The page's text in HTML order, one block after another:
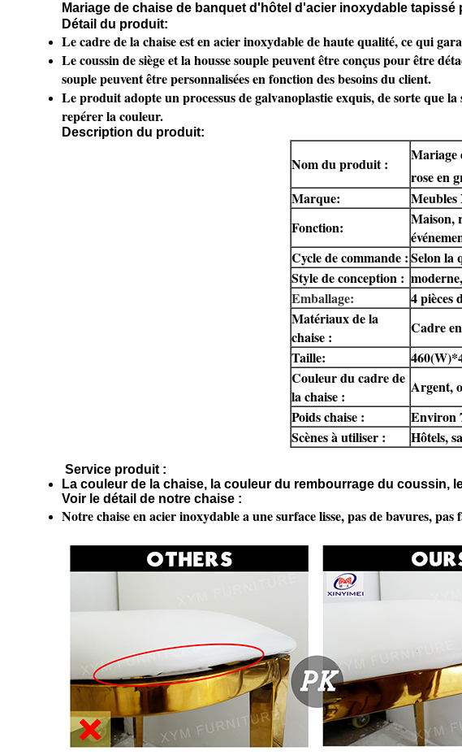
Mariage de chaise de banquet d'hôtel d'acier inoxydable
Détail du produit:
Le cadre de la chaise est en acier inoxydable de haute qualité, ce qui
Le coussin de siège et la housse souple peuvent être conçus pour être
souple peuvent être personnalisées en fonction des besoins du client.
Le produit adopte un processus de galvanoplastie exquis, de sorte que
repérer la couleur.
Description du produit:
Nom du produit :
Mariage
rose en
Marque:
Fonction:
Maison,
Cycle de commande :Selon la
Style de conception :
Emballage:
4 pièces
Matériaux de la
chaise :
Cadre
Taille:
Couleur du cadre de
la chaise :
Argent,
Poids chaise :
Environ
Scènes à utiliser :
Hôtels,
Service produit :
La couleur de la chaise, la couleur du rembourrage du coussin,
​Voir le détail de notre chaise :
Notre chaise en acier inoxydable a une surface lisse, pas de bavures,